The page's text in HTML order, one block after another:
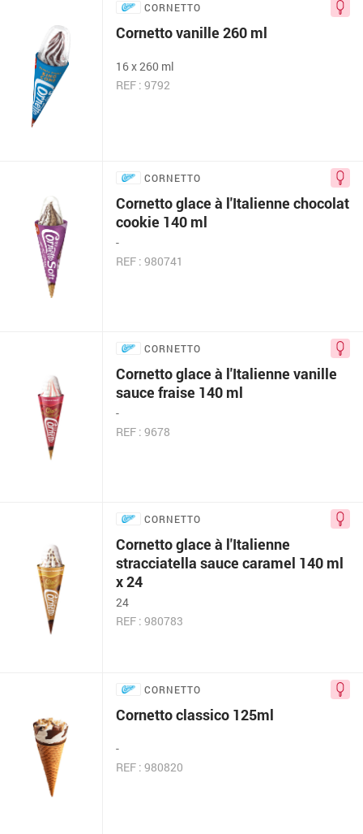
CORNETTO
Cornetto vanille 260 ml
16 x 260 ml
REF : 9792
CORNETTO
Cornetto glace à l'Italienne chocolat
cookie 140 ml
-
REF : 980741
CORNETTO
Cornetto glace à l'Italienne vanille
sauce fraise 140 ml
-
REF : 9678
CORNETTO
Cornetto glace à l'Italienne
stracciatella sauce caramel 140 ml
x 24
24
REF : 980783
CORNETTO
Cornetto classico 125ml
-
REF : 980820